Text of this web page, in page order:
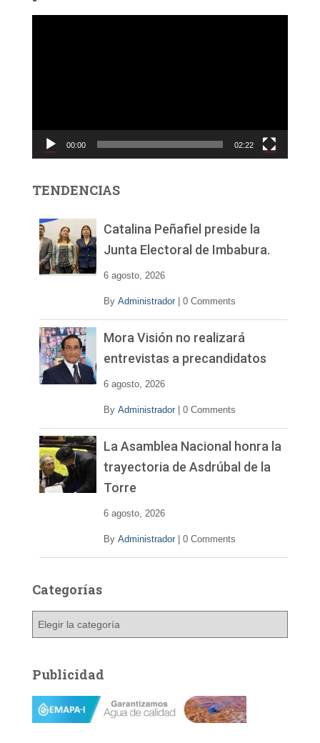
c
d
00:00 02:22
TENDENCIAS
Catalina Peñafiel preside la
Junta Electoral de Imbabura.
6 agosto, 2026
By Administrador 0 Comments
Mora Visión no realizará
entrevistas a precandidatos
6 agosto, 2026
By Administrador 0 Comments
La Asamblea Nacional honra la
trayectoria de Asdrúbal de la
Torre
6 agosto, 2026
By Administrador 0 Comments
Categorías
g
o
Publicidad